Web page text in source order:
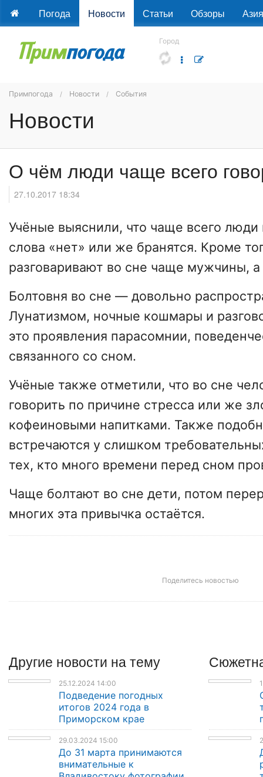
Погода Новости Статьи Обзоры Азия
Город
Примпогода Новости События
Новости
О чём люди чаще всего
27.10.2017 18:34
Учёные выяснили, что чаще всего люди
слова «нет» или же бранятся. Кроме
разговаривают во сне чаще мужчины,
Болтовня во сне — довольно
Лунатизмом, ночные кошмары и
это проявления парасомнии,
связанного со сном.
Учёные также отметили, что во сне
говорить по причине стресса или же
кофеиновыми напитками. Также
встречаются у слишком
тех, кто много времени перед сном
Чаще болтают во сне дети, потом
многих эта привычка остаётся.
Поделитесь новостью
Другие новости на тему
25.12.2024 14:00
Подведение погодных
итогов 2024 года в
Приморском крае
29.03.2024 15:00
До 31 марта принимаются
внимательные к